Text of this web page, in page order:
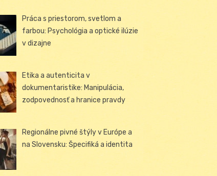
Práca s priestorom, svetlom a
farbou: Psychológia a optické ilúzie
v dizajne
Etika a autenticita v
dokumentaristike: Manipulácia,
zodpovednosť a hranice pravdy
Regionálne pivné štýly v Európe a
na Slovensku: Špecifiká a identita